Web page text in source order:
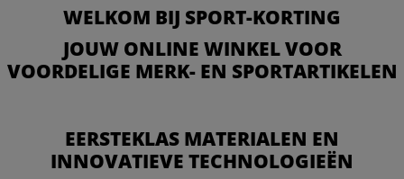
WELKOM BIJ SPORT-KORTING
JOUW ONLINE WINKEL VOOR
VOORDELIGE MERK- EN SPORTARTIKELEN
EERSTEKLAS MATERIALEN EN
INNOVATIEVE TECHNOLOGIEËN